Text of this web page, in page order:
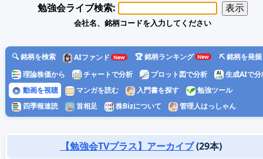
勉強会ライブ検索:
会社名、銘柄コードを入力してください
🔍 銘柄を検索 AIファンド 🏆 銘柄ランキング
⛏️ 銘柄を発掘
理論株価から
チャートで分析 プロット図で分析
生成AIで分
動画を視聴
マンガを読む 入門書を探す
勉強ツール
四季報速読
首相足 株Bizについて 管理人はっしゃん
【勉強会TVプラス】アーカイブ(29本)